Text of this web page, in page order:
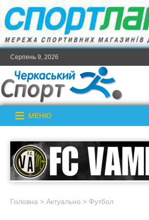
Серпень 9, 2026
МЕНЮ
Головна > Актуально > Футбол